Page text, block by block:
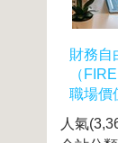
財務自
（
職場價
人氣